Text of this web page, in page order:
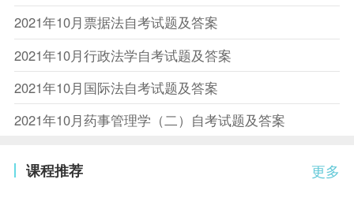
2021年10月票据法自考试题及答案
2021年10月行政法学自考试题及答案
2021年10月国际法自考试题及答案
2021年10月药事管理学（二）自考试题及答案
更多
课程推荐